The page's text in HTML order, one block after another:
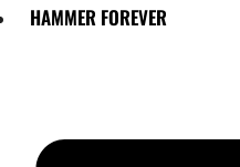
HAMMER FOREVER